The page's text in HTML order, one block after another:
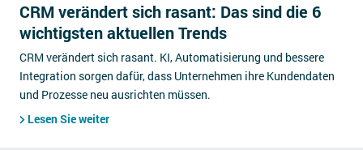
CRM verändert sich rasant: Das sind die 6
wichtigsten aktuellen Trends
CRM verändert sich rasant. KI, Automatisierung und bessere
Integration sorgen dafür, dass Unternehmen ihre Kundendaten
und Prozesse neu ausrichten müssen.
Lesen Sie weiter